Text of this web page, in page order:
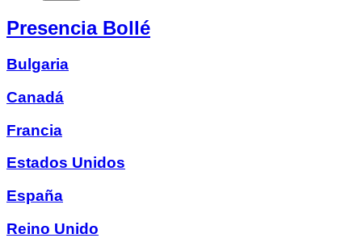
Presencia Bollé
Bulgaria
Canadá
Francia
Estados Unidos
España
Reino Unido